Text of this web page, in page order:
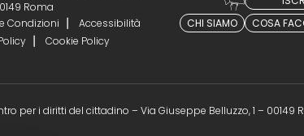
Roma
Condizioni
Accessibilità
Cookie Policy
CHI SIAMO COSA
per i diritti del cittadino – Via Giuseppe Belluzzo, 1 – 00149